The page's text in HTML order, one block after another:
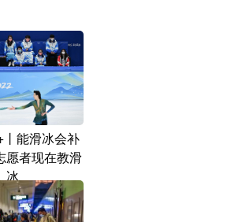
丨能滑冰会补
愿者现在教滑
冰